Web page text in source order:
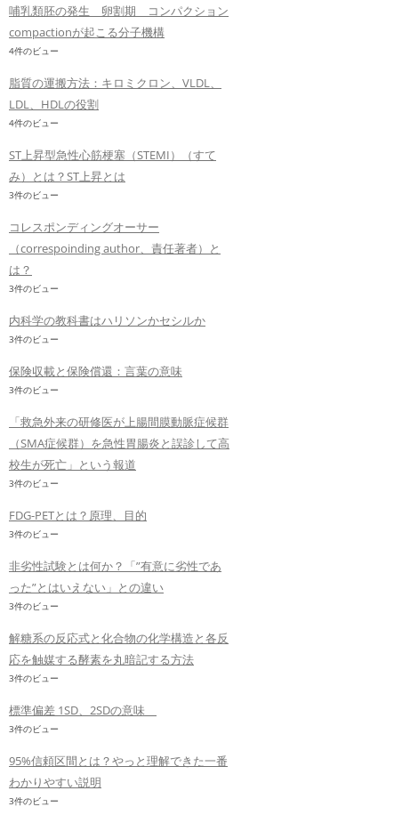
哺乳類胚の発生 卵割期 コンパクション
compactionが起こる分子機構
4件のビュー
脂質の運搬方法：キロミクロン、VLDL、
LDL、HDLの役割
4件のビュー
ST上昇型急性心筋梗塞（STEMI）（すて
み）とは？ST上昇とは
3件のビュー
コレスポンディングオーサー
（correspoinding author、責任著者）と
は？
3件のビュー
内科学の教科書はハリソンかセシルか
3件のビュー
保険収載と保険償還：言葉の意味
3件のビュー
「救急外来の研修医が上腸間膜動脈症候群
（SMA症候群）を急性胃腸炎と誤診して高
校生が死亡」という報道
3件のビュー
FDG-PETとは？原理、目的
3件のビュー
非劣性試験とは何か？「”有意に劣性であ
った”とはいえない」との違い
3件のビュー
解糖系の反応式と化合物の化学構造と各反
応を触媒する酵素を丸暗記する方法
3件のビュー
標準偏差 1SD、2SDの意味
3件のビュー
95%信頼区間とは？やっと理解できた一番
わかりやすい説明
3件のビュー